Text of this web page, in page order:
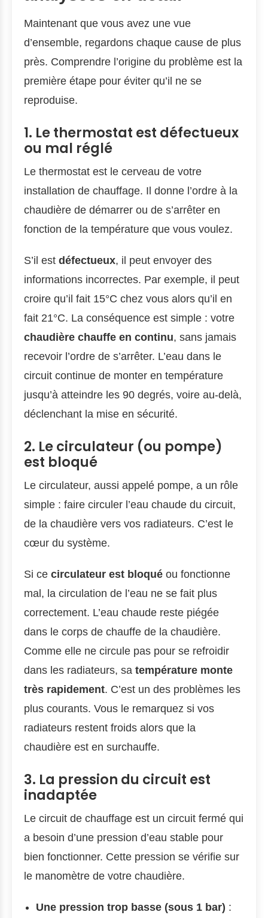
Maintenant que vous avez une vue
d’ensemble, regardons chaque cause de plus
près. Comprendre l’origine du problème est la
première étape pour éviter qu’il ne se
reproduise.
1. Le thermostat est défectueux
ou mal réglé
Le thermostat est le cerveau de votre
installation de chauffage. Il donne l’ordre à la
chaudière de démarrer ou de s’arrêter en
fonction de la température que vous voulez.
S’il est défectueux, il peut envoyer des
informations incorrectes. Par exemple, il peut
croire qu’il fait 15°C chez vous alors qu’il en
fait 21°C. La conséquence est simple : votre
chaudière chauffe en continu, sans jamais
recevoir l’ordre de s’arrêter. L’eau dans le
circuit continue de monter en température
jusqu’à atteindre les 90 degrés, voire au-delà,
déclenchant la mise en sécurité.
2. Le circulateur (ou pompe)
est bloqué
Le circulateur, aussi appelé pompe, a un rôle
simple : faire circuler l’eau chaude du circuit,
de la chaudière vers vos radiateurs. C’est le
cœur du système.
Si ce circulateur est bloqué ou fonctionne
mal, la circulation de l’eau ne se fait plus
correctement. L’eau chaude reste piégée
dans le corps de chauffe de la chaudière.
Comme elle ne circule pas pour se refroidir
dans les radiateurs, sa température monte
très rapidement. C’est un des problèmes les
plus courants. Vous le remarquez si vos
radiateurs restent froids alors que la
chaudière est en surchauffe.
3. La pression du circuit est
inadaptée
Le circuit de chauffage est un circuit fermé qui
a besoin d’une pression d’eau stable pour
bien fonctionner. Cette pression se vérifie sur
le manomètre de votre chaudière.
Une pression trop basse (sous 1 bar) :